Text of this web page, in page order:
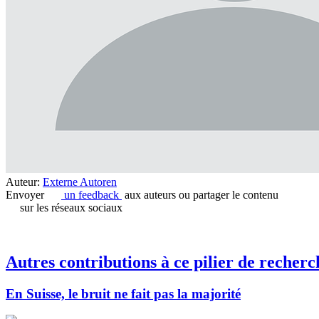
Auteur: Externe Autoren
Envoyer
un feedback aux auteurs ou partager le contenu
sur les réseaux sociaux
Autres contributions à ce pilier de
En Suisse, le bruit ne fait pas la majorité